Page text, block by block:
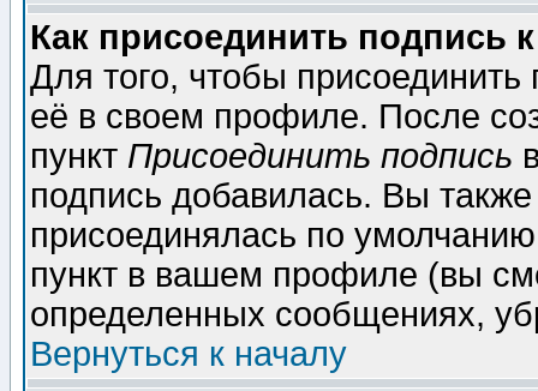
Как присоединить подпись
Для того, чтобы
её в своем профиле. После
пункт Присоединить подпись
подпись добавилась. Вы
присоединялась по
пункт в вашем профиле (вы
определенных сообщениях,
Вернуться к началу